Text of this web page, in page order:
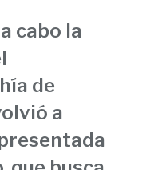
cabo la
de
a